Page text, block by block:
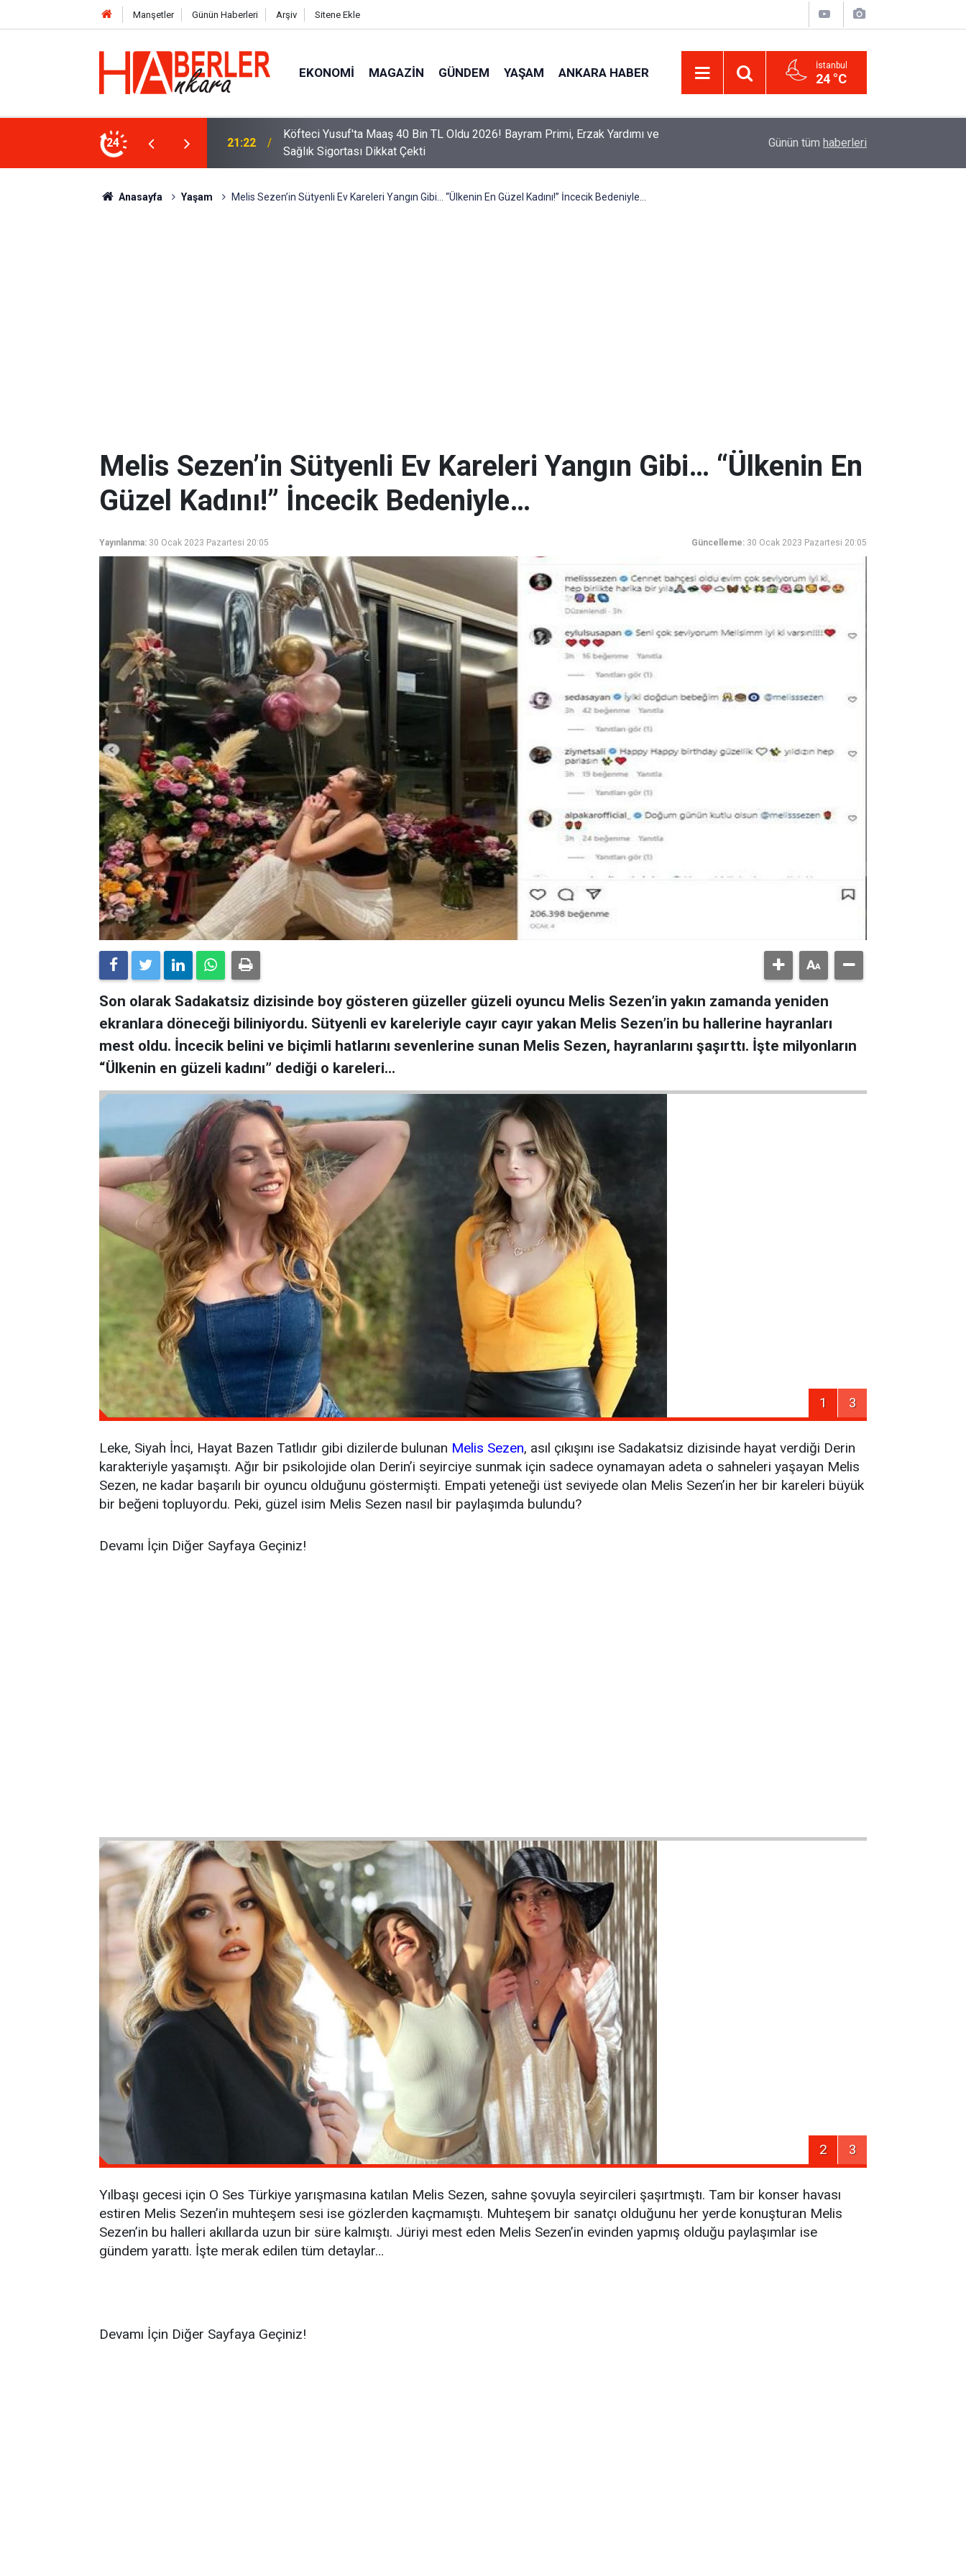
Manşetler Günün Haberleri Arşiv Sitene Ekle
EKONOMI MAGAZIN GÜNDEM YAŞAM ANKARA HABER İstanbul
24 °C
24
2026! Bayram Primi, Erzak Yardımı ve
12:33 Sürücüler Dikkat! Yeni Dönemde 3 İhlal Ehliyet İptaline Neden Olacak
Uzadı, Ödeme Kuralları Değişti
Günün tüm haberleri
Anasayfa Yaşam Melis Sezen’in Sütyenli Ev Kareleri Yangın Gibi… “Ülkenin En Güzel Kadını!” İncecik Bedeniyle…
Melis Sezen’in Sütyenli Ev Kareleri Yangın Gibi… “Ülkenin En
Güzel Kadını!” İncecik Bedeniyle…
Yayınlanma: 30 Ocak 2023 Pazartesi 20:05 Güncelleme: 30 Ocak 2023 Pazartesi 20:05
Son olarak Sadakatsiz dizisinde boy gösteren güzeller güzeli oyuncu Melis Sezen’in yakın zamanda yeniden
ekranlara döneceği biliniyordu. Sütyenli ev kareleriyle cayır cayır yakan Melis Sezen’in bu hallerine hayranları
mest oldu. İncecik belini ve biçimli hatlarını sevenlerine sunan Melis Sezen, hayranlarını şaşırttı. İşte milyonların
“Ülkenin en güzeli kadını” dediği o kareleri…
1 3
Leke, Siyah İnci, Hayat Bazen Tatlıdır gibi dizilerde bulunan Melis Sezen, asıl çıkışını ise Sadakatsiz dizisinde hayat verdiği Derin
karakteriyle yaşamıştı. Ağır bir psikolojide olan Derin’i seyirciye sunmak için sadece oynamayan adeta o sahneleri yaşayan Melis
Sezen, ne kadar başarılı bir oyuncu olduğunu göstermişti. Empati yeteneği üst seviyede olan Melis Sezen’in her bir kareleri büyük
bir beğeni topluyordu. Peki, güzel isim Melis Sezen nasıl bir paylaşımda bulundu?
Devamı İçin Diğer Sayfaya Geçiniz!
2 3
Yılbaşı gecesi için O Ses Türkiye yarışmasına katılan Melis Sezen, sahne şovuyla seyircileri şaşırtmıştı. Tam bir konser havası
estiren Melis Sezen’in muhteşem sesi ise gözlerden kaçmamıştı. Muhteşem bir sanatçı olduğunu her yerde konuşturan Melis
Sezen’in bu halleri akıllarda uzun bir süre kalmıştı. Jüriyi mest eden Melis Sezen’in evinden yapmış olduğu paylaşımlar ise
gündem yarattı. İşte merak edilen tüm detaylar…
Devamı İçin Diğer Sayfaya Geçiniz!